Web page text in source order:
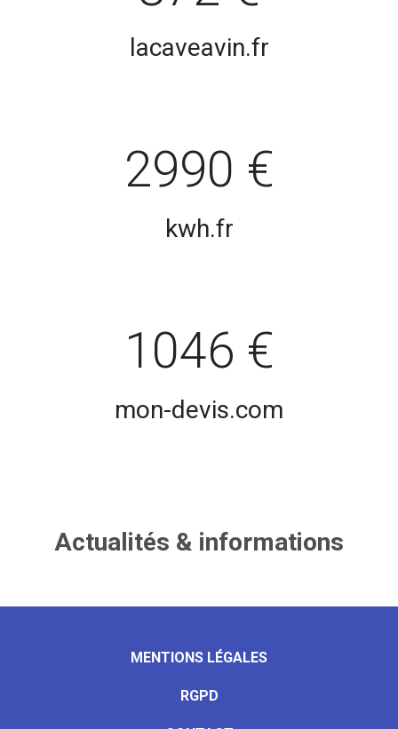
lacaveavin.fr
2990 €
kwh.fr
1046 €
mon-devis.com
Actualités & informations
MENTIONS LÉGALES
RGPD